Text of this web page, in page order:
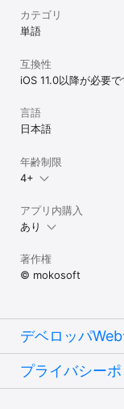
カテゴリ
単語
互換性
iOS 11.0以降が必要で
言語
日本語
年齢制限
4+
アプリ内購入
あり
著作権
© mokosoft
デベロッパ
プライバシー